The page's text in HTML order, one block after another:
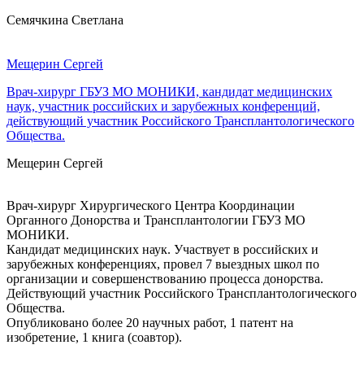
Семячкина Светлана
Мещерин Сергей
Врач-хирург ГБУЗ МО МОНИКИ, кандидат медицинских
наук, участник российских и зарубежных конференций,
действующий участник Российского Трансплантологического
Общества.
Мещерин Сергей
Врач-хирург Хирургического Центра Координации
Органного Донорства и Трансплантологии ГБУЗ МО
МОНИКИ.
Кандидат медицинских наук. Участвует в российских и
зарубежных конференциях, провел 7 выездных школ по
организации и совершенствованию процесса донорства.
Действующий участник Российского Трансплантологического
Общества.
Опубликовано более 20 научных работ, 1 патент на
изобретение, 1 книга (соавтор).